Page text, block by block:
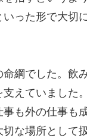
った形で大切
綱でした。飲
えていました
も外の仕事も
な場所として